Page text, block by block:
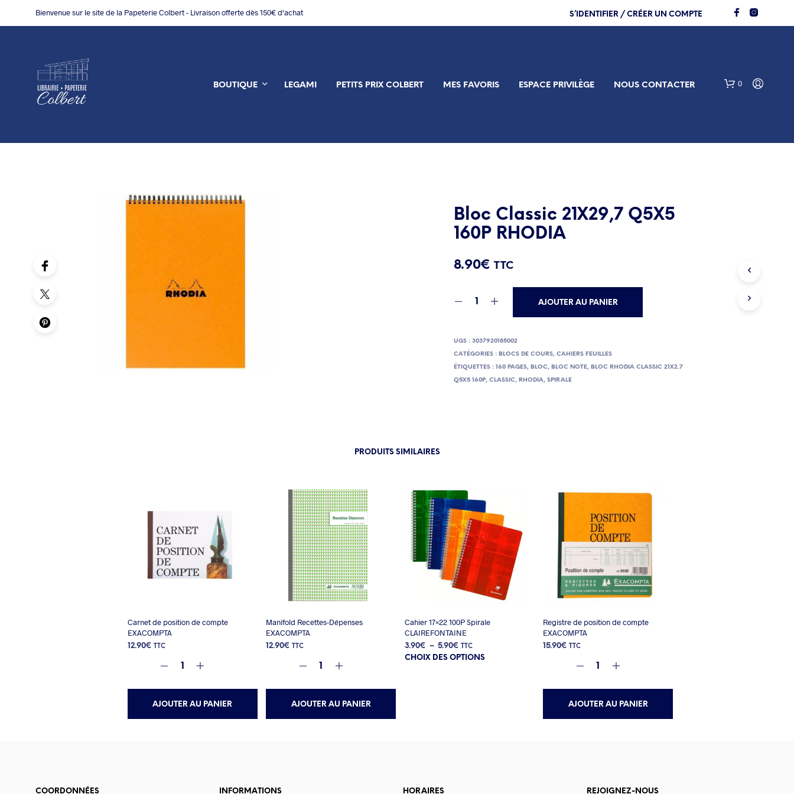
Bienvenue sur le site de la Papeterie Colbert - Livraison offerte dès 150€ d'achat S’IDENTIFIER / CRÉER UN COMPTE
BOUTIQUE LEGAMI PETITS PRIX COLBERT MES FAVORIS ESPACE PRIVILÈGE NOUS CONTACTER 0
Bloc Classic 21X29,7 Q5X5
160P RHODIA
8.90€ TTC
AJOUTER AU PANIER
UGS :3037920185002
CATÉGORIES : BLOCS DE COURS,CAHIERS FEUILLES
ÉTIQUETTES :160 PAGES, BLOC, BLOC NOTE, BLOC RHODIA CLASSIC 21X2.7
Q5X5 160P,CLASSIC, RHODIA,SPIRALE
PRODUITS SIMILAIRES
Carnet de position de compte
EXACOMPTA
12.90€ TTC
AJOUTER AU PANIER
Manifold Recettes-Dépenses
EXACOMPTA
12.90€ TTC
AJOUTER AU PANIER
Cahier 17×22 100P Spirale
CLAIREFONTAINE
3.90€ – 5.90€Plage
de
TTC
CHOIX DES OPTIONSCe
Registre de position de compte
EXACOMPTA
15.90€ TTC
AJOUTER AU PANIER
COORDONNÉES INFORMATIONS HORAIRES REJOIGNEZ-NOUS